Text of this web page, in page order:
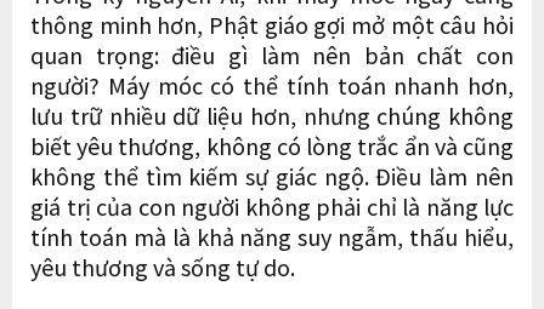
thông minh hơn, Phật giáo gợi mở một câu hỏi
quan trọng: điều gì làm nên bản chất con
người? Máy móc có thể tính toán nhanh hơn,
lưu trữ nhiều dữ liệu hơn, nhưng chúng không
biết yêu thương, không có lòng trắc ẩn và cũng
không thể tìm kiếm sự giác ngộ. Điều làm nên
giá trị của con người không phải chỉ là năng lực
tính toán mà là khả năng suy ngẫm, thấu hiểu,
yêu thương và sống tự do.